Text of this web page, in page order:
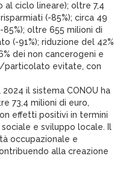
ciclo lineare); oltre 7,4
(-85%); circa 49
oltre 655 milioni di
(-91%); riduzione del 42%
dei non cancerogeni e
particolato evitate, con
il sistema CONOU ha
73,4 milioni di euro,
effetti positivi in termini
e sviluppo locale. Il
occupazionale e
alla creazione